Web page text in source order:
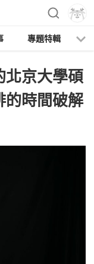
專題特輯
北京大學碩
的時間破解